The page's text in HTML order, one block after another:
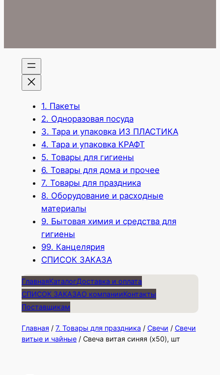
1. Пакеты
2. Одноразовая посуда
3. Тара и упаковка ИЗ ПЛАСТИКА
4. Тара и упаковка КРАФТ
5. Товары для гигиены
6. Товары для дома и прочее
7. Товары для праздника
8. Оборудование и расходные
материалы
9. Бытовая химия и средства для
гигиены
99. Канцелярия
СПИСОК ЗАКАЗА
ГлавнаяКаталогДоставка и оплата
СПИСОК ЗАКАЗАО компанииКонтакты
Поставщикам
Главная / 7. Товары для праздника / Свечи / Свечи
витые и чайные/ Свеча витая синяя (х50), шт